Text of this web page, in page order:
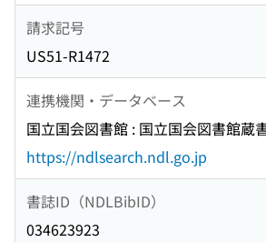
請求記号
US51-R1472
連携機関・データベース
国立国会図書館 : 国立国会図書館蔵
https://ndlsearch.ndl.go.jp
書誌ID（NDLBibID）
034623923